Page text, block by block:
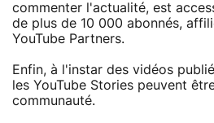
commenter l'actualité, est
de plus de 10 000 abonnés,
YouTube Partners.
Enfin, à l'instar des vidéos
les YouTube Stories peuvent
communauté.